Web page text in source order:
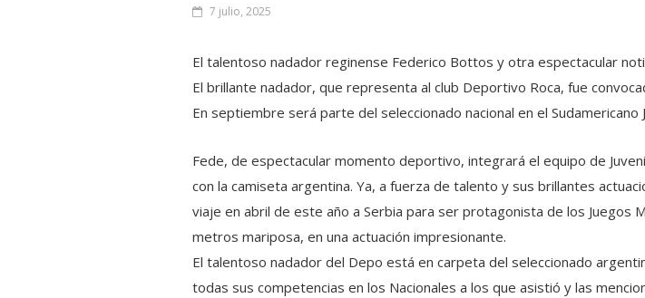
7 julio, 2025
El talentoso nadador reginense Federico Bottos y otra espectacular
El brillante nadador, que representa al club Deportivo Roca, fue
En septiembre será parte del seleccionado nacional en el Sudamericano
Fede, de espectacular momento deportivo, integrará el equipo de
con la camiseta argentina. Ya, a fuerza de talento y sus brillantes
viaje en abril de este año a Serbia para ser protagonista de los Juegos
metros mariposa, en una actuación impresionante.
El talentoso nadador del Depo está en carpeta del seleccionado
todas sus competencias en los Nacionales a los que asistió y las